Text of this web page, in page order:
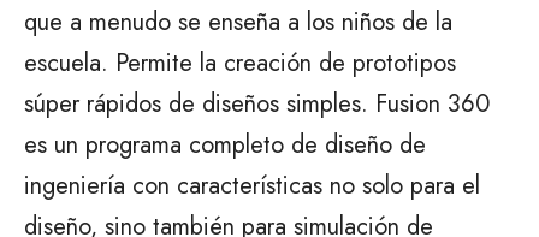
que a menudo se enseña a los niños de la
escuela. Permite la creación de prototipos
súper rápidos de diseños simples. Fusion 360
es un programa completo de diseño de
ingeniería con características no solo para el
diseño, sino también para simulación de